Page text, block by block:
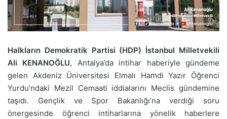
Halkların Demokratik Partisi (HDP) İstanbul Milletvekili
Ali KENANOĞLU, Antalya’da intihar haberiyle gündeme
gelen Akdeniz Üniversitesi Elmalı Hamdi Yazır Öğrenci
Yurdu’ndaki Mezil Cemaati iddialarını Meclis gündemine
taşıdı. Gençlik ve Spor Bakanlığı’na verdiği soru
önergesinde öğrenci intiharlarına yönelik haberlere